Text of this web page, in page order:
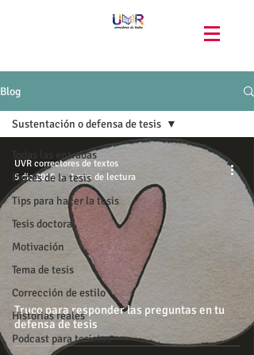
Blog
Todas las entradas
Partes de la tesis
Tips para hacer la tesis
Tesis doctoral
Motivación
Tema de tesis
Corrección de estilo
Historias reales
Podcast para tesistas
Sustentación o defensa de tesis
Truco para responder las preguntas en tu
defensa de tesis
UVR correctores de textos
5 dic 2025
3 min de lectura